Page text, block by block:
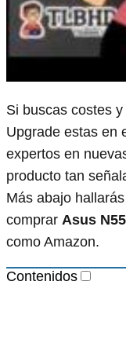
Si buscas costes
Upgrade estas en
expertos en
producto tan
Más abajo
comprar Asus
como Amazon.
Contenidos